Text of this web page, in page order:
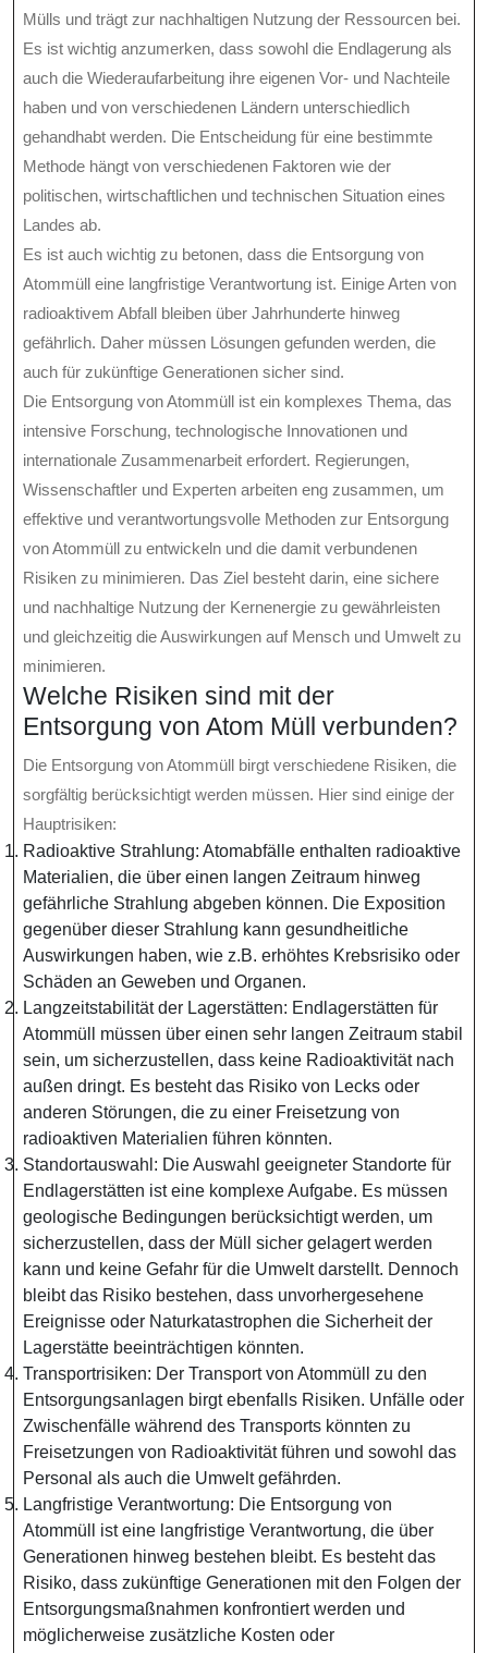
Mülls und trägt zur nachhaltigen Nutzung der Ressourcen bei.
Es ist wichtig anzumerken, dass sowohl die Endlagerung als
auch die Wiederaufarbeitung ihre eigenen Vor- und Nachteile
haben und von verschiedenen Ländern unterschiedlich
gehandhabt werden. Die Entscheidung für eine bestimmte
Methode hängt von verschiedenen Faktoren wie der
politischen, wirtschaftlichen und technischen Situation eines
Landes ab.
Es ist auch wichtig zu betonen, dass die Entsorgung von
Atommüll eine langfristige Verantwortung ist. Einige Arten von
radioaktivem Abfall bleiben über Jahrhunderte hinweg
gefährlich. Daher müssen Lösungen gefunden werden, die
auch für zukünftige Generationen sicher sind.
Die Entsorgung von Atommüll ist ein komplexes Thema, das
intensive Forschung, technologische Innovationen und
internationale Zusammenarbeit erfordert. Regierungen,
Wissenschaftler und Experten arbeiten eng zusammen, um
effektive und verantwortungsvolle Methoden zur Entsorgung
von Atommüll zu entwickeln und die damit verbundenen
Risiken zu minimieren. Das Ziel besteht darin, eine sichere
und nachhaltige Nutzung der Kernenergie zu gewährleisten
und gleichzeitig die Auswirkungen auf Mensch und Umwelt zu
minimieren.
Welche Risiken sind mit der
Entsorgung von Atom Müll verbunden?
Die Entsorgung von Atommüll birgt verschiedene Risiken, die
sorgfältig berücksichtigt werden müssen. Hier sind einige der
Hauptrisiken:
Radioaktive Strahlung: Atomabfälle enthalten radioaktive
Materialien, die über einen langen Zeitraum hinweg
gefährliche Strahlung abgeben können. Die Exposition
gegenüber dieser Strahlung kann gesundheitliche
Auswirkungen haben, wie z.B. erhöhtes Krebsrisiko oder
Schäden an Geweben und Organen.
Langzeitstabilität der Lagerstätten: Endlagerstätten für
Atommüll müssen über einen sehr langen Zeitraum stabil
sein, um sicherzustellen, dass keine Radioaktivität nach
außen dringt. Es besteht das Risiko von Lecks oder
anderen Störungen, die zu einer Freisetzung von
radioaktiven Materialien führen könnten.
Standortauswahl: Die Auswahl geeigneter Standorte für
Endlagerstätten ist eine komplexe Aufgabe. Es müssen
geologische Bedingungen berücksichtigt werden, um
sicherzustellen, dass der Müll sicher gelagert werden
kann und keine Gefahr für die Umwelt darstellt. Dennoch
bleibt das Risiko bestehen, dass unvorhergesehene
Ereignisse oder Naturkatastrophen die Sicherheit der
Lagerstätte beeinträchtigen könnten.
Transportrisiken: Der Transport von Atommüll zu den
Entsorgungsanlagen birgt ebenfalls Risiken. Unfälle oder
Zwischenfälle während des Transports könnten zu
Freisetzungen von Radioaktivität führen und sowohl das
Personal als auch die Umwelt gefährden.
Langfristige Verantwortung: Die Entsorgung von
Atommüll ist eine langfristige Verantwortung, die über
Generationen hinweg bestehen bleibt. Es besteht das
Risiko, dass zukünftige Generationen mit den Folgen der
Entsorgungsmaßnahmen konfrontiert werden und
möglicherweise zusätzliche Kosten oder